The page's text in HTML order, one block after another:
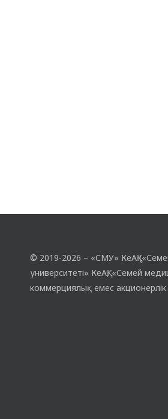
© 2019-2026 – «СМУ» КеАҚ
университеті» КеАҚ, «Семей
коммерциялық емес